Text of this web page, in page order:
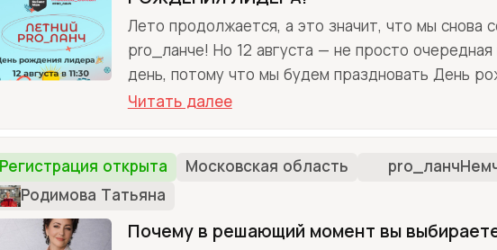
Лето продолжается, а это значит, что мы снова
pro_ланче! Но 12 августа — не просто
день, потому что мы будем праздновать День
Читать далее
Регистрация открыта Московская область
Родимова Татьяна
Почему в решающий момент вы